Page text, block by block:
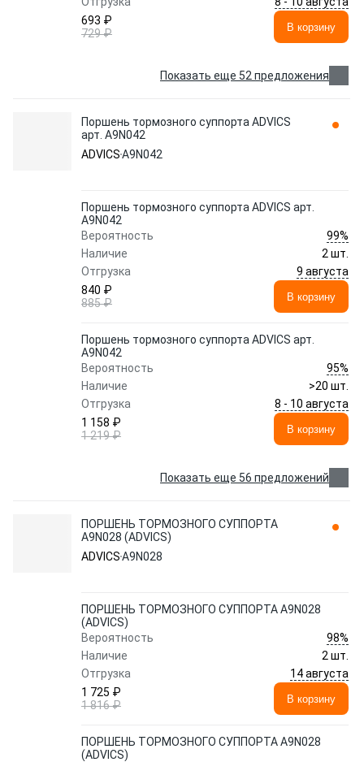
693 ₽
729 ₽
В корзину
Показать еще 52 предложения
Поршень тормозного суппорта ADVICS
арт. A9N042
ADVICSA9N042
Поршень тормозного суппорта ADVICS арт.
A9N042
Вероятность
99%
Наличие
2 шт.
Отгрузка
9 августа
840 ₽
885 ₽
В корзину
Поршень тормозного суппорта ADVICS арт.
A9N042
Вероятность
95%
Наличие
>20 шт.
Отгрузка
8 - 10 августа
1 158 ₽
1 219 ₽
В корзину
Показать еще 56 предложений
ПОРШЕНЬ ТОРМОЗНОГО СУППОРТА
A9N028 (ADVICS)
ADVICSA9N028
ПОРШЕНЬ ТОРМОЗНОГО СУППОРТА A9N028
(ADVICS)
Вероятность
98%
Наличие
2 шт.
Отгрузка
14 августа
1 725 ₽
1 816 ₽
В корзину
ПОРШЕНЬ ТОРМОЗНОГО СУППОРТА A9N028
(ADVICS)